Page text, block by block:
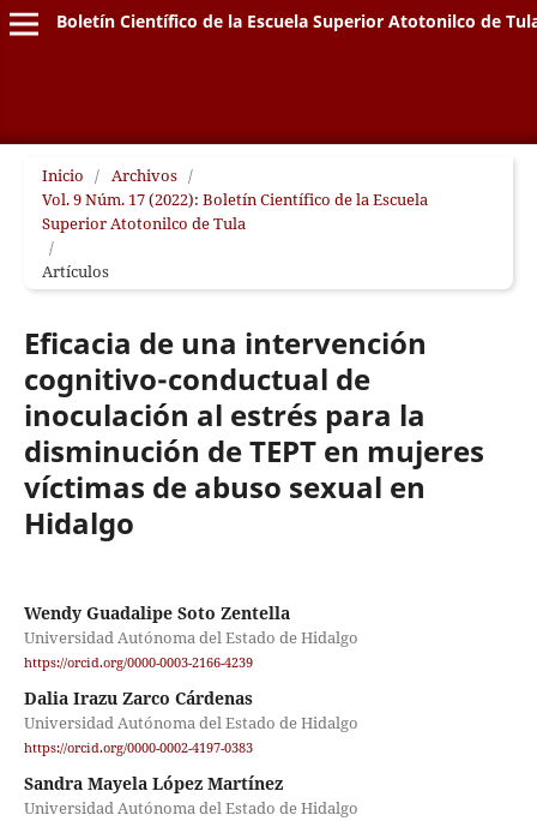
Boletín Científico de la Escuela Superior Atotonilco de
Inicio / Archivos /
Vol. 9 Núm. 17 (2022): Boletín Científico de la Escuela
Superior Atotonilco de Tula
/
Artículos
Eficacia de una intervención
cognitivo-conductual de
inoculación al estrés para la
disminución de TEPT en mujeres
víctimas de abuso sexual en
Hidalgo
Wendy Guadalipe Soto Zentella
Universidad Autónoma del Estado de Hidalgo
https://orcid.org/0000-0003-2166-4239
Dalia Irazu Zarco Cárdenas
Universidad Autónoma del Estado de Hidalgo
https://orcid.org/0000-0002-4197-0383
Sandra Mayela López Martínez
Universidad Autónoma del Estado de Hidalgo